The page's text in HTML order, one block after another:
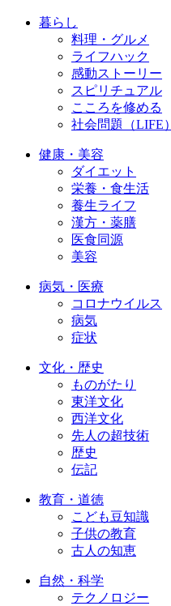
暮らし
料理・グルメ
ライフハック
感動ストーリー
スピリチュアル
こころを修める
社会問題（LIFE）
健康・美容
ダイエット
栄養・食生活
養生ライフ
漢方・薬膳
医食同源
美容
病気・医療
コロナウイルス
病気
症状
文化・歴史
ものがたり
東洋文化
西洋文化
先人の超技術
歴史
伝記
教育・道徳
こども豆知識
子供の教育
古人の知恵
自然・科学
テクノロジー